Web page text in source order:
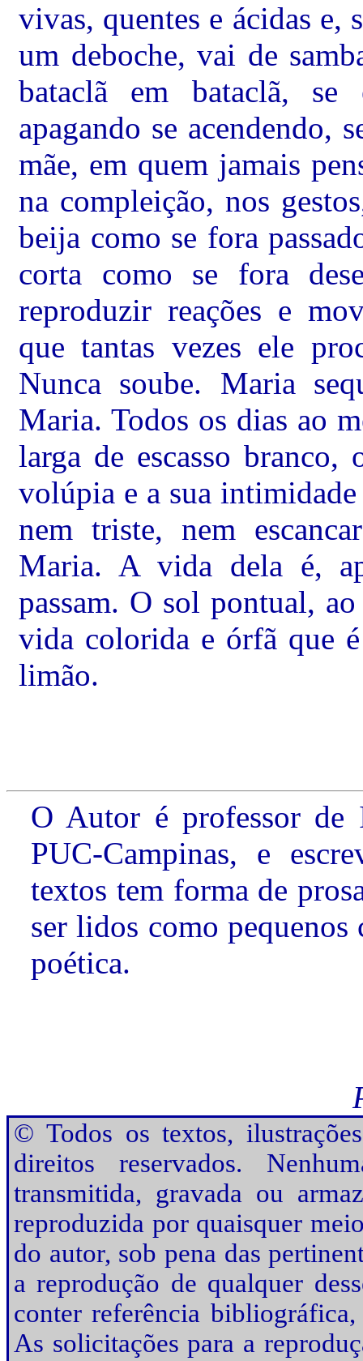
vivas, quentes e ácidas e,
um deboche, vai de
bataclã em bataclã, se
apagando se acendendo,
mãe, em quem jamais
na compleição, nos
beija como se fora
corta como se fora
reproduzir reações e
que tantas vezes ele
Nunca soube. Maria
Maria. Todos os dias ao
larga de escasso branco,
volúpia e a sua
nem triste, nem
Maria. A vida dela é,
passam. O sol pontual,
vida colorida e órfã que
limão.
O Autor é professor de
PUC-Campinas, e
textos tem forma de
ser lidos como
poética.
© Todos os textos,
direitos reservados.
transmitida, gravada ou
reproduzida por quaisquer
do autor, sob pena das
a reprodução de qualquer
conter referência
As solicitações para a